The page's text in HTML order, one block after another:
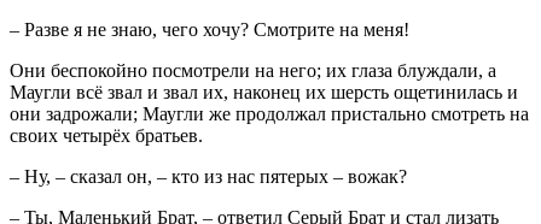
– Разве я не знаю, чего хочу? Смотрите на меня!
Они беспокойно посмотрели на него; их глаза блуждали, а
Маугли всё звал и звал их, наконец их шерсть ощетинилась и
они задрожали; Маугли же продолжал пристально смотреть на
своих четырёх братьев.
– Ну, – сказал он, – кто из нас пятерых – вожак?
– Ты, Маленький Брат, – ответил Серый Брат и стал лизать